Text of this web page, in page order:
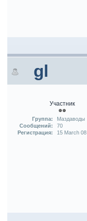
gl
Участник
Группа:
Маздаводы
Сообщений:
70
Регистрация:
15 March 08